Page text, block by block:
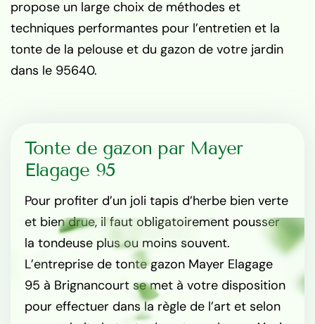
propose un large choix de méthodes et
techniques performantes pour l’entretien et la
tonte de la pelouse et du gazon de votre jardin
dans le 95640.
Tonte de gazon par Mayer
Elagage 95
Pour profiter d’un joli tapis d’herbe bien verte
et bien drue, il faut obligatoirement pousser
la tondeuse plus ou moins souvent.
L’entreprise de tonte gazon Mayer Elagage
95 à Brignancourt se met à votre disposition
pour effectuer dans la règle de l’art et selon